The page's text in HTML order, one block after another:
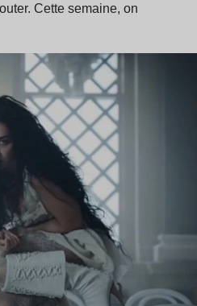
Cette semaine, on